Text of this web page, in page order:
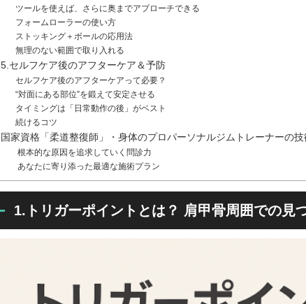
ツールを使えば、さらに奥までアプローチできる
フォームローラーの使い方
ストッキング＋ボールの応用法
無理のない範囲で取り入れる
5.セルフケア後のアフターケア＆予防
セルフケア後のアフターケアって必要？
“対面にある部位”を鍛えて安定させる
タイミングは「日常動作の後」がベスト
続けるコツ
国家資格「柔道整復師」・身体のプロパーソナルジムトレーナーの技
根本的な原因を追求していく問診力
あなたに寄り添った最適な施術プラン
1.トリガーポイントとは？ 肩甲骨周囲での見